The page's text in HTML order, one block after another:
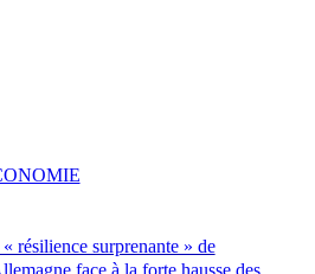
résilience surprenante » de